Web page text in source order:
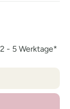
- 5 Werktage*